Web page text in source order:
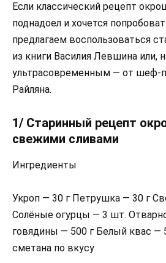
Если классический рецепт
поднадоел и хочется
предлагаем воспользоваться
из книги Василия Левшина или,
ультрасовременным — от шеф-
Райляна.
1/ Старинный рецепт
свежими сливами
Ингредиенты
Укроп — 30 г Петрушка — 30 г
Солёные огурцы — 3 шт.
говядины — 500 г Белый квас —
сметана по вкусу